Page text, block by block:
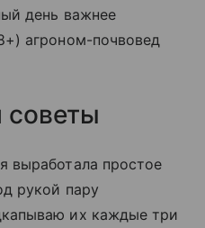
день важнее
агроном-почвовед
выработала простое
рукой пару
их каждые три